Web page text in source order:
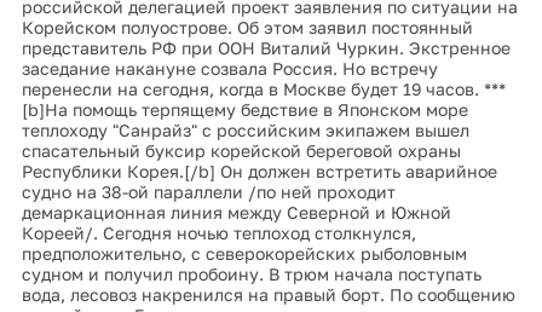
российской делегацией проект заявления по ситуации на
Корейском полуострове. Об этом заявил постоянный
представитель РФ при ООН Виталий Чуркин. Экстренное
заседание накануне созвала Россия. Но встречу
перенесли на сегодня, когда в Москве будет 19 часов. ***
[b]На помощь терпящему бедствие в Японском море
теплоходу "Санрайз" с российским экипажем вышел
спасательный буксир корейской береговой охраны
Республики Корея.[/b] Он должен встретить аварийное
судно на 38-ой параллели /по ней проходит
демаркационная линия между Северной и Южной
Кореей/. Сегодня ночью теплоход столкнулся,
предположительно, с северокорейских рыболовным
судном и получил пробоину. В трюм начала поступать
вода, лесовоз накренился на правый борт. По сообщению